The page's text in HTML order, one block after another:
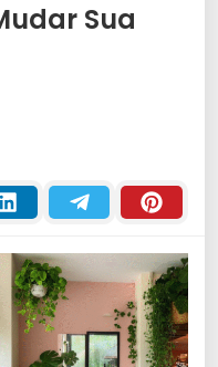
Sua